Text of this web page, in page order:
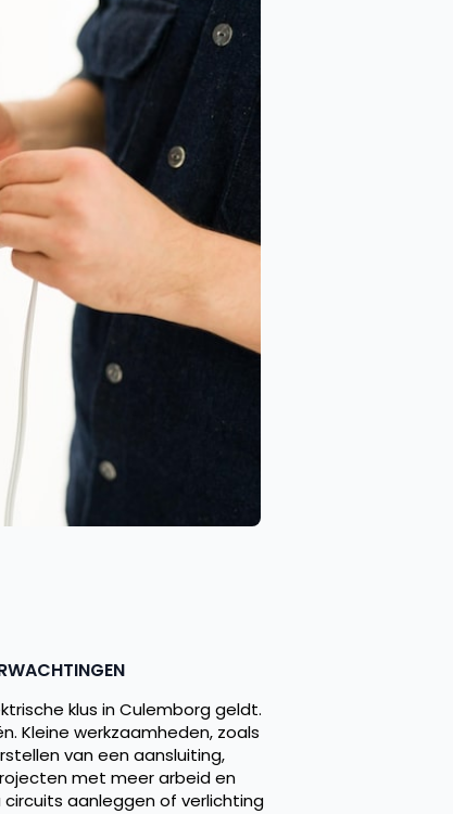
klus in Culemborg geldt.
Kleine werkzaamheden, zoals
van een aansluiting,
met meer arbeid en
aanleggen of verlichting